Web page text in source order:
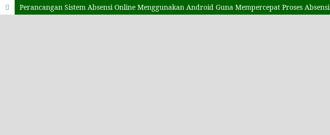
Perancangan Sistem Absensi Online Menggunakan Android Guna Mempercepat Proses Absensi